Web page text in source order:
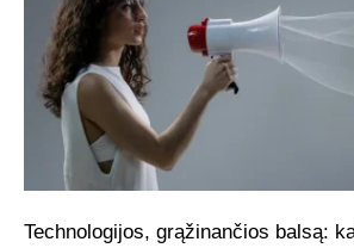
Technologijos, grąžinančios balsą: